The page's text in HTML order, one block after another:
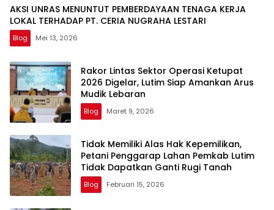
AKSI UNRAS MENUNTUT PEMBERDAYAAN TENAGA KERJA
LOKAL TERHADAP PT. CERIA NUGRAHA LESTARI
Blog Mei 13, 2026
Rakor Lintas Sektor Operasi Ketupat
2026 Digelar, Lutim Siap Amankan Arus
Mudik Lebaran
Blog Maret 9, 2026
Tidak Memiliki Alas Hak Kepemilikan,
Petani Penggarap Lahan Pemkab Lutim
Tidak Dapatkan Ganti Rugi Tanah
Blog Februari 15, 2026